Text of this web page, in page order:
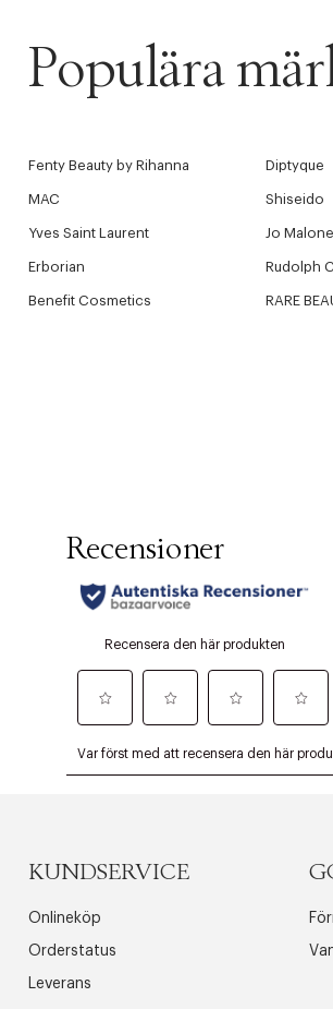
Populära
Fenty Beauty by Rihanna Diptyque
MAC Shiseido
Yves Saint Laurent Jo
Erborian Rudolph
Benefit Cosmetics RARE
KUNDSERVICE
Onlineköp
Orderstatus
Leverans